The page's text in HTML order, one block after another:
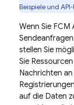
Beispiele und
Wenn Sie FCM
stellen Sie
Sie
Nachrichten
auf die Daten